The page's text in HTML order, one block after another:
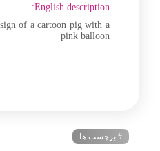
English description:
of a cartoon pig with a
pink balloon
# برچسب ها